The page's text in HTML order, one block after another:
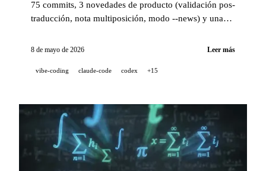
75 commits, 3 novedades de producto (validación pos-
traducción, nota multiposición, modo --news) y una
revisión de PR asistida por IA) para apuntar a un
% en pair-IA.
8 de mayo de 2026 Leer más
vibe-coding claude-code codex +15